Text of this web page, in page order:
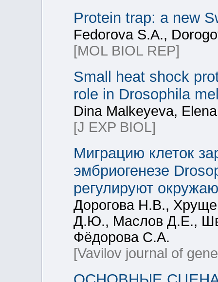
Protein trap: a new
Fedorova S.A.,
[MOL BIOL REP]
Small heat shock
role in Drosophila
Dina Malkeyeva,
[J EXP BIOL]
Миграцию клеток
эмбриогенезе
регулируют
Дорогова Н.В.,
Д.Ю., Маслов Д.Е.,
Фёдорова С.А.
[Vavilov journal of